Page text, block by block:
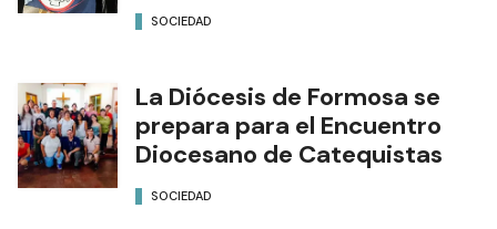
SOCIEDAD
La Diócesis de Formosa se
prepara para el Encuentro
Diocesano de Catequistas
SOCIEDAD